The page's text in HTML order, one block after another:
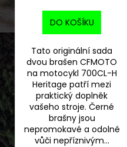
DO KOŠÍKU
Tato originální sada
dvou brašen CFMOTO
na motocykl 700CL-H
Heritage patří mezi
praktický doplněk
vašeho stroje. Černé
brašny jsou
nepromokavé a odolné
vůči nepříznivým...